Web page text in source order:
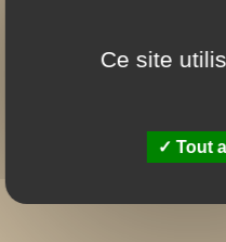
Ce site
Tout